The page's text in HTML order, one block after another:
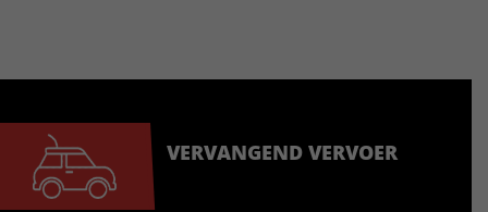
VERVANGEND VERVOER